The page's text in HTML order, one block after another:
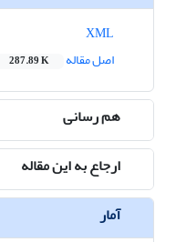
اصل مقاله
287.89 K
هم رسانی
ارجاع به این مقاله
آمار